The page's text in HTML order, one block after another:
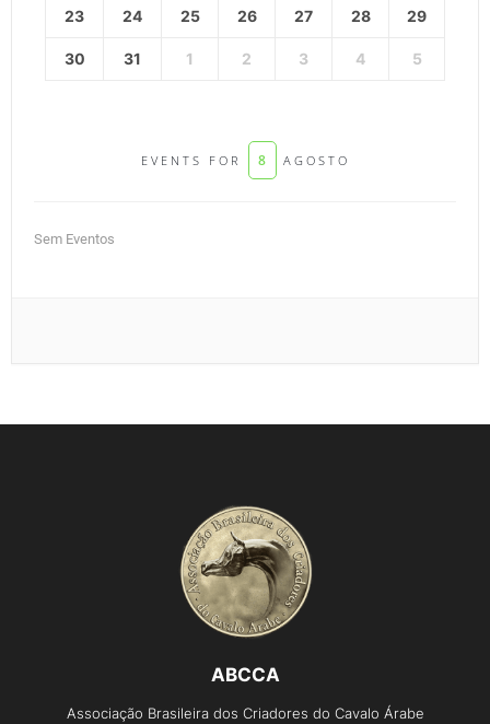
23 24 25 26 27 28 29
30 31 1 2 3 4 5
EVENTS FOR 8 AGOSTO
Sem Eventos
ABCCA
Associação Brasileira dos Criadores do Cavalo Árabe